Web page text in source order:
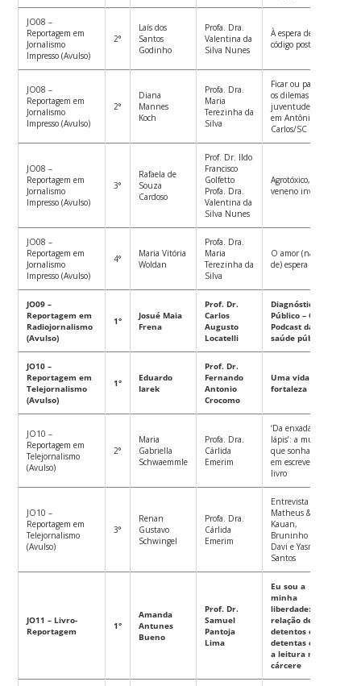
JO08 –
Reportagem em
Jornalismo
Impresso (Avulso)
2°
Laís dos
Santos
Godinho
Profa. Dra.
Valentina da
Silva Nunes
À espera de um
código postal
JO08 –
Reportagem em
Jornalismo
Impresso (Avulso)
2°
Diana
Mannes
Koch
Profa. Dra.
Maria
Terezinha da
Silva
Ficar ou partir:
os dilemas da
juventude rural
em Antônio
Carlos/SC
JO08 –
Reportagem em
Jornalismo
Impresso (Avulso)
3°
Rafaela de
Souza
Cardoso
Prof. Dr. Ildo
Francisco
Golfetto
Profa. Dra.
Valentina da
Silva Nunes
Agrotóxico, um
veneno invisível
JO08 –
Reportagem em
Jornalismo
Impresso (Avulso)
4°
Maria Vitória
Woldan
Profa. Dra.
Maria
Terezinha da
Silva
O amor (na sala
de) espera
JO09 –
Reportagem em
Radiojornalismo
(Avulso)
1°
Josué Maia
Frena
Prof. Dr.
Carlos
Augusto
Locatelli
Diagnóstico
Público – O
Podcast da sua
saúde pública
JO10 –
Reportagem em
Telejornalismo
(Avulso)
1°
Eduardo
Iarek
Prof. Dr.
Fernando
Antonio
Crocomo
Uma vida na
fortaleza
JO10 –
Reportagem em
Telejornalismo
(Avulso)
2°
Maria
Gabriella
Schwaemmle
Profa. Dra.
Cárlida
Emerim
‘Da enxada pro
lápis’: a mulher
que sonhava
em escrever um
livro
JO10 –
Reportagem em
Telejornalismo
(Avulso)
3°
Renan
Gustavo
Schwingel
Profa. Dra.
Cárlida
Emerim
Entrevista com
Matheus &
Kauan,
Bruninho &
Davi e Yasmin
Santos
JO11 – Livro-
Reportagem
1°
Amanda
Antunes
Bueno
Prof. Dr.
Samuel
Pantoja
Lima
Eu sou a
minha
liberdade: a
relação de
detentos e
detentas com
a leitura no
cárcere